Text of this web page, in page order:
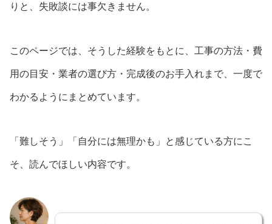
りと、失敗談には事欠きません。
このページでは、そうした経験をもとに、工事の方法・費
用の目安・業者の選び方・完成後のお手入れまで、一度で
わかるようにまとめています。
「難しそう」「自分には無理かも」と感じている方にこ
そ、読んでほしい内容です。